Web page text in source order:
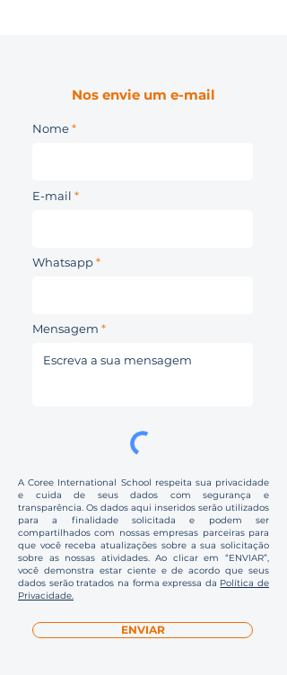
Nos envie um e-mail
Nome
E-mail
Whatsapp
Mensagem
A Coree International School respeita sua privacidade
e cuida de seus dados com segurança e
transparência. Os dados aqui inseridos serão utilizados
para a finalidade solicitada e podem ser
compartilhados com nossas empresas parceiras para
que você receba atualizações sobre a sua solicitação
sobre as nossas atividades. Ao clicar em “ENVIAR”,
você demonstra estar ciente e de acordo que seus
dados serão tratados na forma expressa da Política de
Privacidade.
ENVIAR